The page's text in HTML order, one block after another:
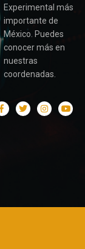
Experimental más
importante de
México. Puedes
conocer más en
nuestras
coordenadas.